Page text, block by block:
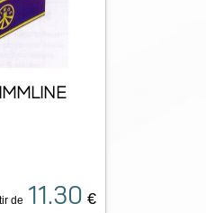
de 11.30 €